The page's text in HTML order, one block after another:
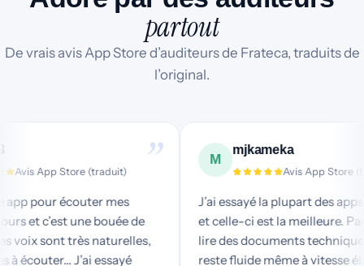
partout
De vrais avis App Store d’auditeurs de Frateca, traduits de
l’original.
App Store (traduit) ”
pour écouter mes
c’est une bouée de
sont très naturelles,
J’ai essayé
mjkameka
Avis App Store
J’ai essayé la plupart des apps de
et celle-ci est la meilleure.
lire des documents techniques.
reste fluide même à vitesse